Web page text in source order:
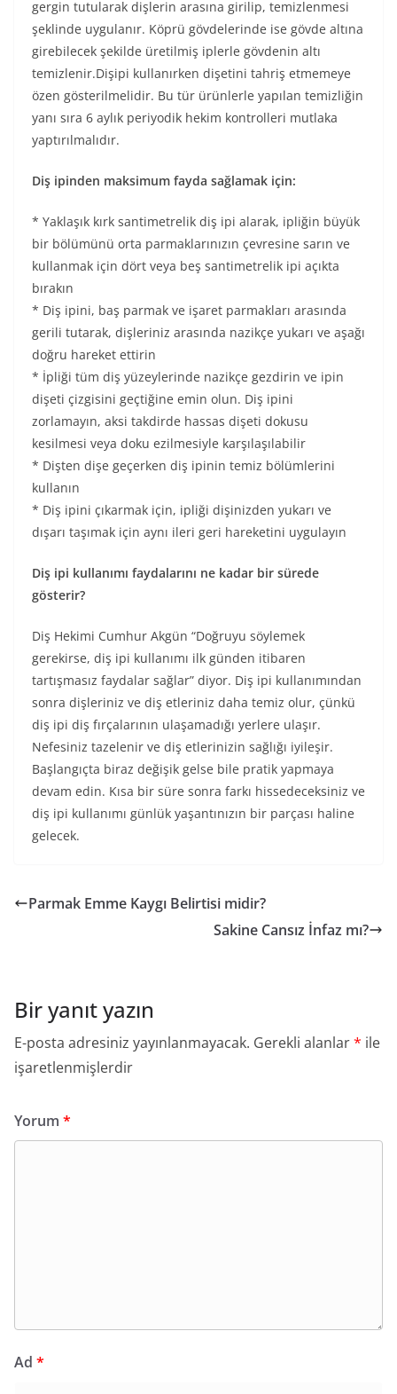
gergin tutularak dişlerin arasına girilip, temizlenmesi
şeklinde uygulanır. Köprü gövdelerinde ise gövde altına
girebilecek şekilde üretilmiş iplerle gövdenin altı
temizlenir.Dişipi kullanırken dişetini tahriş etmemeye
özen gösterilmelidir. Bu tür ürünlerle yapılan temizliğin
yanı sıra 6 aylık periyodik hekim kontrolleri mutlaka
yaptırılmalıdır.
Diş ipinden maksimum fayda sağlamak için:
* Yaklaşık kırk santimetrelik diş ipi alarak, ipliğin büyük
bir bölümünü orta parmaklarınızın çevresine sarın ve
kullanmak için dört veya beş santimetrelik ipi açıkta
bırakın
* Diş ipini, baş parmak ve işaret parmakları arasında
gerili tutarak, dişleriniz arasında nazikçe yukarı ve aşağı
doğru hareket ettirin
* İpliği tüm diş yüzeylerinde nazikçe gezdirin ve ipin
dişeti çizgisini geçtiğine emin olun. Diş ipini
zorlamayın, aksi takdirde hassas dişeti dokusu
kesilmesi veya doku ezilmesiyle karşılaşılabilir
* Dişten dişe geçerken diş ipinin temiz bölümlerini
kullanın
* Diş ipini çıkarmak için, ipliği dişinizden yukarı ve
dışarı taşımak için aynı ileri geri hareketini uygulayın
Diş ipi kullanımı faydalarını ne kadar bir sürede
gösterir?
Diş Hekimi Cumhur Akgün “Doğruyu söylemek
gerekirse, diş ipi kullanımı ilk günden itibaren
tartışmasız faydalar sağlar” diyor. Diş ipi kullanımından
sonra dişleriniz ve diş etleriniz daha temiz olur, çünkü
diş ipi diş fırçalarının ulaşamadığı yerlere ulaşır.
Nefesiniz tazelenir ve diş etlerinizin sağlığı iyileşir.
Başlangıçta biraz değişik gelse bile pratik yapmaya
devam edin. Kısa bir süre sonra farkı hissedeceksiniz ve
diş ipi kullanımı günlük yaşantınızın bir parçası haline
gelecek.
Parmak Emme Kaygı Belirtisi midir?
Sakine Cansız İnfaz mı?
Bir yanıt yazın
E-posta adresiniz yayınlanmayacak. Gerekli alanlar* ile
işaretlenmişlerdir
Yorum *
Ad *